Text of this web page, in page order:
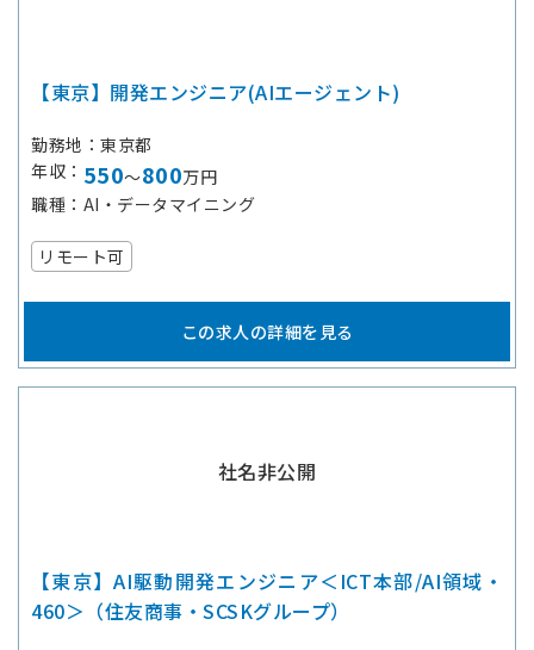
【東京】開発エンジニア(AIエージェント)
勤務地
東京都
年収
550～800万円
職種
AI・データマイニング
リモート可
この求人の詳細を見る
社名非公開
【東京】AI駆動開発エンジニア＜ICT本部/AI領域・
460＞（住友商事・SCSKグループ）